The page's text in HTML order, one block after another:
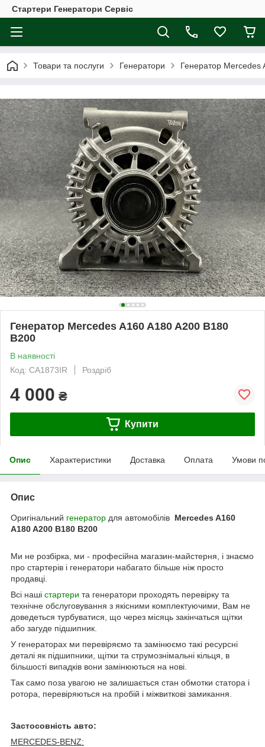
Стартери Генератори Сервіс
Товари та послуги Генератори Генератор Mercedes
Генератор Mercedes A160 A180 A200 B180
B200
В наявності
Код: CA1873IR
Роздріб
4 000 ₴
Купити
Опис Характеристики Доставка Оплата Умови
Опис
Оригінальний генератор для автомобілів Mercedes A160
A180 A200 B180 B200
Ми не розбірка, ми - професійна магазин-майстерня, і знаємо
про стартерів і генератори набагато більше ніж просто
продавці.
Всі наші стартери та генератори проходять перевірку та
технічне обслуговування з якісними комплектуючими, Вам не
доведеться турбуватися, що через місяць закінчаться щітки
або загуде підшипник.
У генераторах ми перевіряємо та замінюємо такі ресурсні
деталі як підшипники, щітки та струмознімальні кільця, в
більшості випадків вони замінюються на нові.
Так само поза увагою не залишається стан обмотки статора і
ротора, перевіряються на пробій і міжвиткові замикання.
Застосовність авто:
MERCEDES-BENZ: